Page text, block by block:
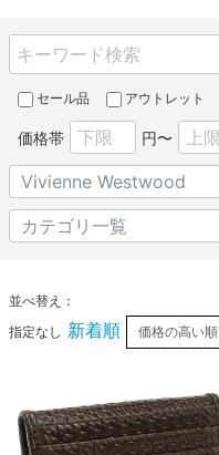
セール品 アウトレット
価格帯 円〜
並べ替え：
指定なし 新着順 価格の高い順